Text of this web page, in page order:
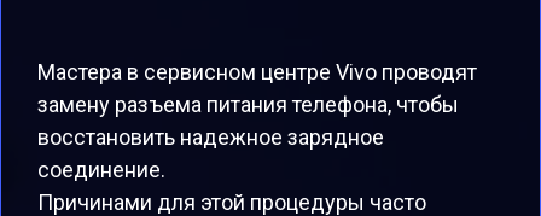
Мастера в сервисном центре Vivo проводят
замену разъема питания телефона, чтобы
восстановить надежное зарядное
соединение.
Причинами для этой процедуры часто